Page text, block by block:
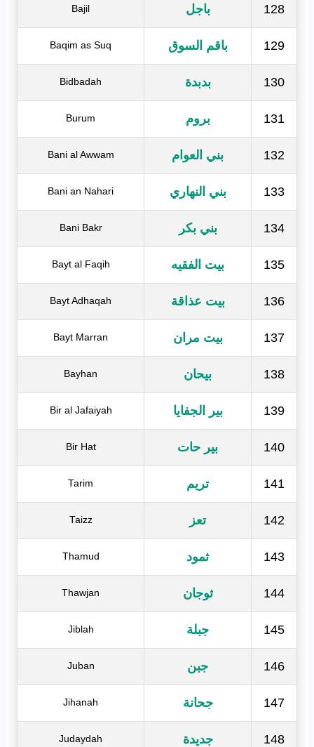
128 باجل Bajil
129 باقم السوق Baqim as Suq
130 بدبدة Bidbadah
131 بروم Burum
132 بني العوام Bani al Awwam
133 بني النهاري Bani an Nahari
134 بني بكر Bani Bakr
135 بيت الفقيه Bayt al Faqih
136 بيت عذاقة Bayt Adhaqah
137 بيت مران Bayt Marran
138 بيحان Bayhan
139 بير الجفايا Bir al Jafaiyah
140 بير حات Bir Hat
141 تريم Tarim
142 تعز Taizz
143 ثمود Thamud
144 ثوجان Thawjan
145 جبلة Jiblah
146 جبن Juban
147 جحانة Jihanah
148 جديدة Judaydah